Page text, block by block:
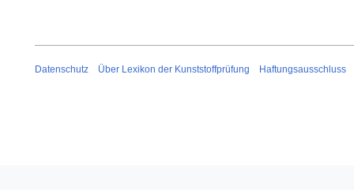
Datenschutz Über Lexikon der Kunststoffprüfung Haftungsausschluss